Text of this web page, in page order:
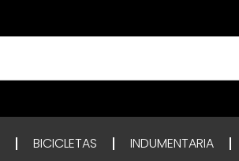
BICICLETAS INDUMENTARIA